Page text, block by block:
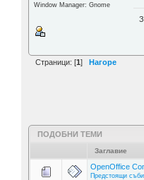
Window Manager: Gnome
Страници: [1 ] Нагоре
ПОДОБНИ ТЕМИ
Заглавие
OpenOffice
Предстоящи